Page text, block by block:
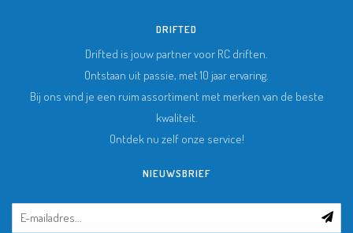
DRIFTED
Drifted is jouw partner voor RC driften.
Ontstaan uit passie, met 10 jaar ervaring.
Bij ons vind je een ruim assortiment met merken van de beste
kwaliteit.
Ontdek nu zelf onze service!
NIEUWSBRIEF